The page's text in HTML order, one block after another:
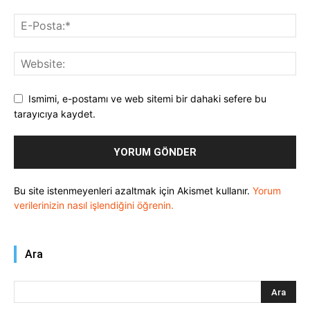
Ismimi, e-postamı ve web sitemi bir dahaki sefere bu
tarayıcıya kaydet.
Bu site istenmeyenleri azaltmak için Akismet kullanır. Yorum
verilerinizin nasıl işlendiğini öğrenin.
Ara